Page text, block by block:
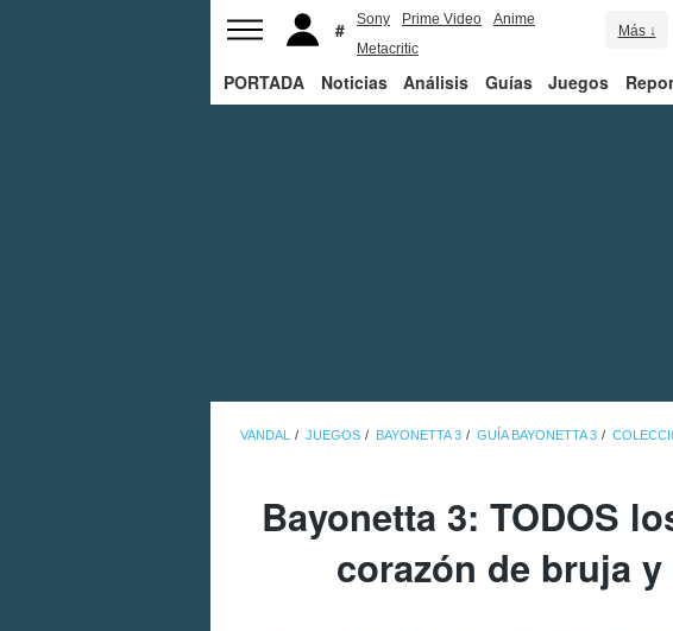
Sony Prime Video
Anime
Metacritic
Más ↓
PORTADA Noticias Análisis Guías Juegos
VANDAL JUEGOS BAYONETTA 3 GUÍA BAYONETTA 3
Bayonetta 3: TODOS
corazón de bruja